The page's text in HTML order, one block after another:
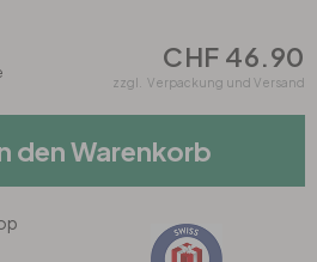
CHF 46.90
zzgl. Verpackung und Versand
den Warenkorb